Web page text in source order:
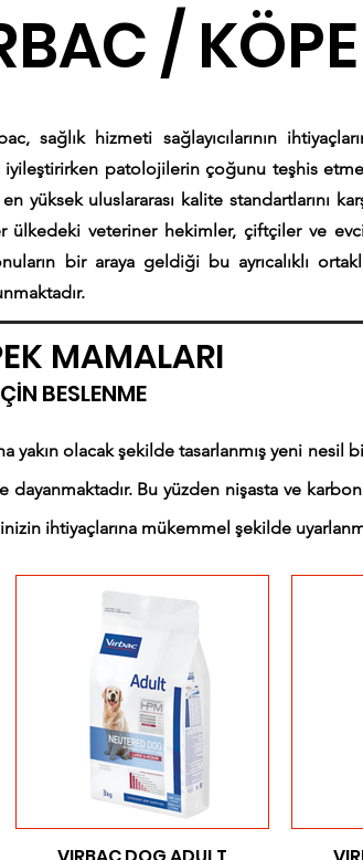
/
hizmeti sağlayıcılarının
iyileştirirken patolojilerin çoğunu teşhis
uluslararası kalite standartlarını
ülkedeki veteriner hekimler, çiftçiler ve
bir araya geldiği bu ayrıcalıklı
MAMALARI
BESLENME
olacak şekilde tasarlanmış yeni nesil
Bu yüzden nişasta ve
ihtiyaçlarına mükemmel şekilde